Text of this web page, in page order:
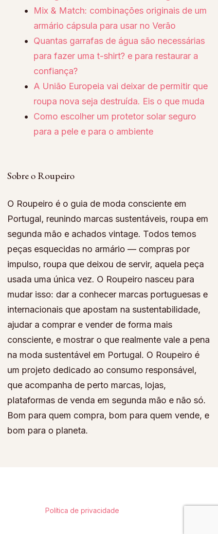
Mix & Match: combinações originais de um
armário cápsula para usar no Verão
Quantas garrafas de água são necessárias
para fazer uma t-shirt? e para restaurar a
confiança?
A União Europeia vai deixar de permitir que
roupa nova seja destruída. Eis o que muda
Como escolher um protetor solar seguro
para a pele e para o ambiente
Sobre o Roupeiro
O Roupeiro é o guia de moda consciente em
Portugal, reunindo marcas sustentáveis, roupa em
segunda mão e achados vintage. Todos temos
peças esquecidas no armário — compras por
impulso, roupa que deixou de servir, aquela peça
usada uma única vez. O Roupeiro nasceu para
mudar isso: dar a conhecer marcas portuguesas e
internacionais que apostam na sustentabilidade,
ajudar a comprar e vender de forma mais
consciente, e mostrar o que realmente vale a pena
na moda sustentável em Portugal. O Roupeiro é
um projeto dedicado ao consumo responsável,
que acompanha de perto marcas, lojas,
plataformas de venda em segunda mão e não só.
Bom para quem compra, bom para quem vende, e
bom para o planeta.
Política de privacidade